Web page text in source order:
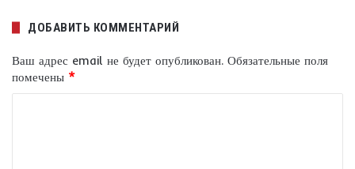
ДОБАВИТЬ КОММЕНТАРИЙ
Ваш адрес email не будет опубликован. Обязательные поля
помечены *